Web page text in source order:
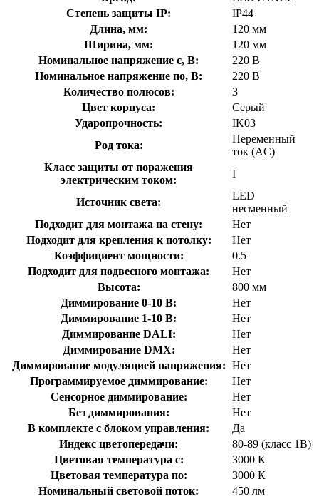
Степень защиты IP:
IP44
Длина, мм:
120 мм
Ширина, мм:
120 мм
Номинальное напряжение с, В:
220 В
Номинальное напряжение по, В:
220 В
Количество полюсов:
3
Цвет корпуса:
Серый
Ударопрочность:
IK03
Род тока:
Переменный
ток (AC)
Класс защиты от поражения
электрическим током:
I
Источник света:
LED
несменный
Подходит для монтажа на стену:
Нет
Подходит для крепления к потолку:
Нет
Коэффициент мощности:
0.5
Подходит для подвесного монтажа:
Нет
Высота:
800 мм
Диммирование 0-10 В:
Нет
Диммирование 1-10 В:
Нет
Диммирование DALI:
Нет
Диммирование DMX:
Нет
Диммирование модуляцией напряжения: Нет
Программируемое диммирование:
Нет
Сенсорное диммирование:
Нет
Без диммирования:
Нет
В комплекте с блоком управления:
Да
Индекс цветопередачи:
80-89 (класс 1В)
Цветовая температура с:
3000 К
Цветовая температура по:
3000 К
Номинальный световой поток:
450 лм